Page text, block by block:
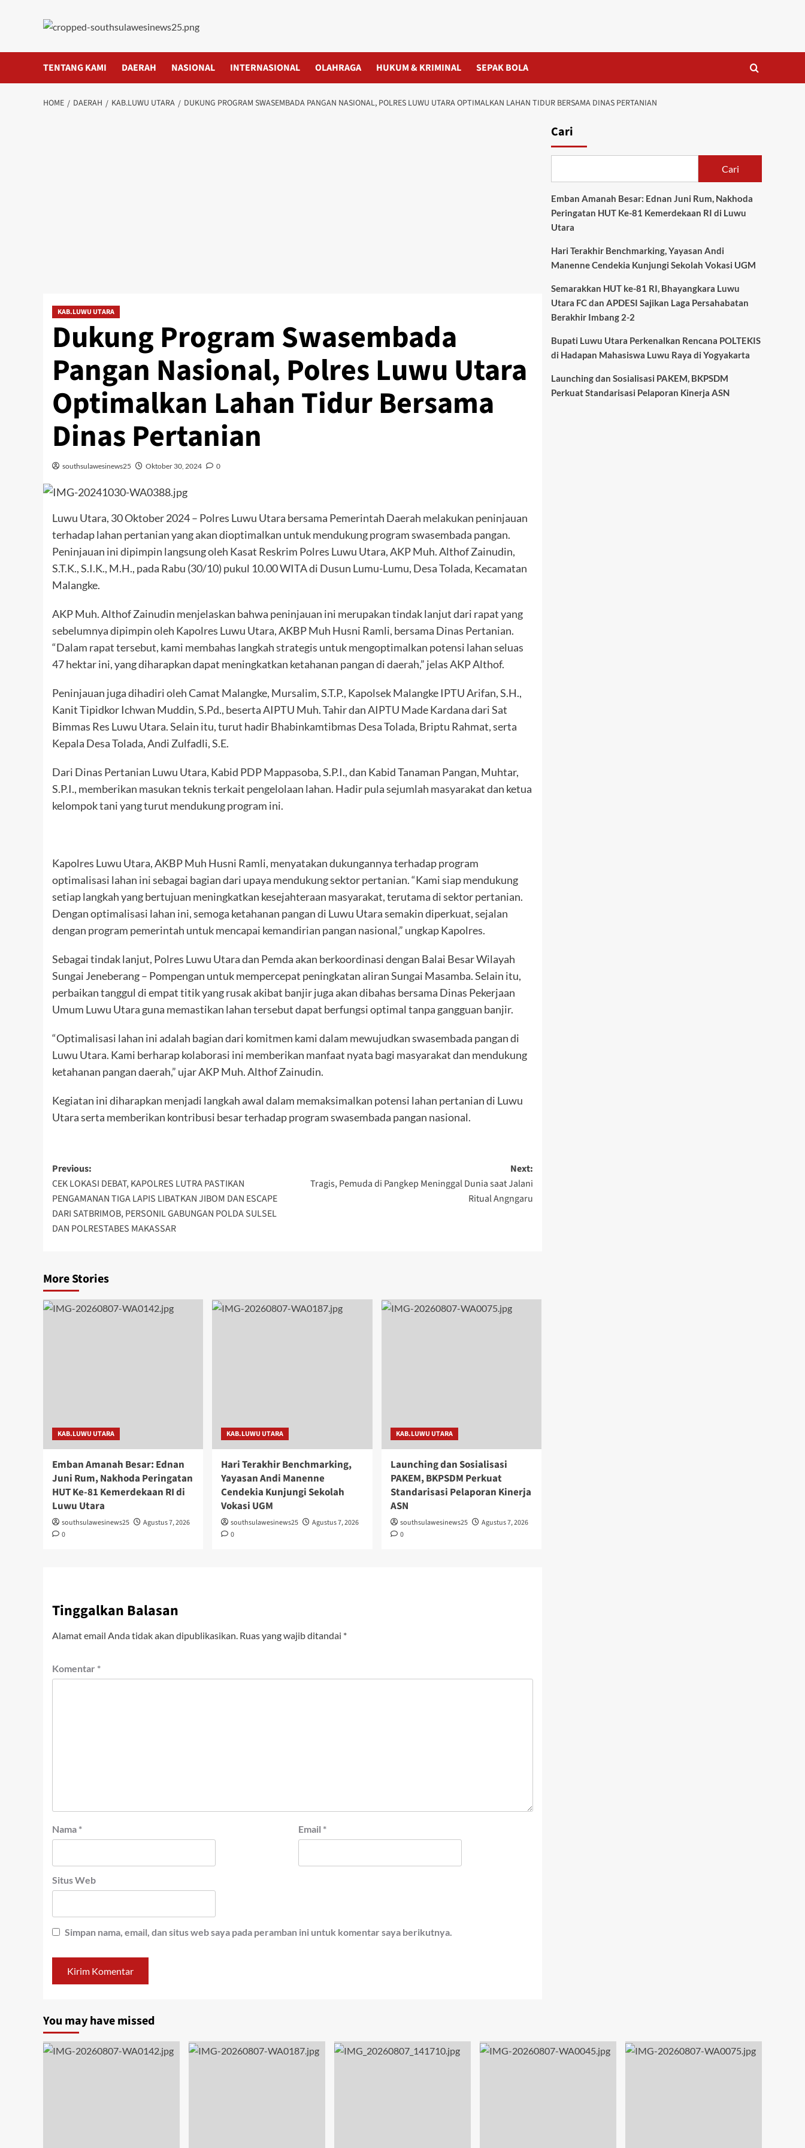
TENTANG KAMI DAERAH NASIONAL INTERNASIONAL OLAHRAGA HUKUM & KRIMINAL SEPAK BOLA
HOME DAERAH KAB.LUWU UTARA DUKUNG PROGRAM SWASEMBADA PANGAN NASIONAL, POLRES LUWU UTARA OPTIMALKAN LAHAN TIDUR BERSAMA DINAS PERTANIAN
KAB.LUWU UTARA
Dukung Program Swasembada
Pangan Nasional, Polres Luwu Utara
Optimalkan Lahan Tidur Bersama
Dinas Pertanian
southsulawesinews25 Oktober 30, 2024 0
Luwu Utara, 30 Oktober 2024 – Polres Luwu Utara bersama Pemerintah Daerah melakukan peninjauan
terhadap lahan pertanian yang akan dioptimalkan untuk mendukung program swasembada pangan.
Peninjauan ini dipimpin langsung oleh Kasat Reskrim Polres Luwu Utara, AKP Muh. Althof Zainudin,
S.T.K., S.I.K., M.H., pada Rabu (30/10) pukul 10.00 WITA di Dusun Lumu-Lumu, Desa Tolada, Kecamatan
Malangke.
AKP Muh. Althof Zainudin menjelaskan bahwa peninjauan ini merupakan tindak lanjut dari rapat yang
sebelumnya dipimpin oleh Kapolres Luwu Utara, AKBP Muh Husni Ramli, bersama Dinas Pertanian.
“Dalam rapat tersebut, kami membahas langkah strategis untuk mengoptimalkan potensi lahan seluas
47 hektar ini, yang diharapkan dapat meningkatkan ketahanan pangan di daerah,” jelas AKP Althof.
Peninjauan juga dihadiri oleh Camat Malangke, Mursalim, S.T.P., Kapolsek Malangke IPTU Arifan, S.H.,
Kanit Tipidkor Ichwan Muddin, S.Pd., beserta AIPTU Muh. Tahir dan AIPTU Made Kardana dari Sat
Bimmas Res Luwu Utara. Selain itu, turut hadir Bhabinkamtibmas Desa Tolada, Briptu Rahmat, serta
Kepala Desa Tolada, Andi Zulfadli, S.E.
Dari Dinas Pertanian Luwu Utara, Kabid PDP Mappasoba, S.P.I., dan Kabid Tanaman Pangan, Muhtar,
S.P.I., memberikan masukan teknis terkait pengelolaan lahan. Hadir pula sejumlah masyarakat dan ketua
kelompok tani yang turut mendukung program ini.
Kapolres Luwu Utara, AKBP Muh Husni Ramli, menyatakan dukungannya terhadap program
optimalisasi lahan ini sebagai bagian dari upaya mendukung sektor pertanian. “Kami siap mendukung
setiap langkah yang bertujuan meningkatkan kesejahteraan masyarakat, terutama di sektor pertanian.
Dengan optimalisasi lahan ini, semoga ketahanan pangan di Luwu Utara semakin diperkuat, sejalan
dengan program pemerintah untuk mencapai kemandirian pangan nasional,” ungkap Kapolres.
Sebagai tindak lanjut, Polres Luwu Utara dan Pemda akan berkoordinasi dengan Balai Besar Wilayah
Sungai Jeneberang – Pompengan untuk mempercepat peningkatan aliran Sungai Masamba. Selain itu,
perbaikan tanggul di empat titik yang rusak akibat banjir juga akan dibahas bersama Dinas Pekerjaan
Umum Luwu Utara guna memastikan lahan tersebut dapat berfungsi optimal tanpa gangguan banjir.
“Optimalisasi lahan ini adalah bagian dari komitmen kami dalam mewujudkan swasembada pangan di
Luwu Utara. Kami berharap kolaborasi ini memberikan manfaat nyata bagi masyarakat dan mendukung
ketahanan pangan daerah,” ujar AKP Muh. Althof Zainudin.
Kegiatan ini diharapkan menjadi langkah awal dalam memaksimalkan potensi lahan pertanian di Luwu
Utara serta memberikan kontribusi besar terhadap program swasembada pangan nasional.
Post
navigation
Previous:
CEK LOKASI DEBAT, KAPOLRES LUTRA PASTIKAN
PENGAMANAN TIGA LAPIS LIBATKAN JIBOM DAN ESCAPE
DARI SATBRIMOB, PERSONIL GABUNGAN POLDA SULSEL
DAN POLRESTABES MAKASSAR
Next:
Tragis, Pemuda di Pangkep Meninggal Dunia saat Jalani
Ritual Angngaru
More Stories
KAB.LUWU UTARA
Emban Amanah Besar: Ednan
Juni Rum, Nakhoda Peringatan
HUT Ke-81 Kemerdekaan RI di
Luwu Utara
southsulawesinews25
Agustus 7, 2026
0
KAB.LUWU UTARA
Hari Terakhir Benchmarking,
Yayasan Andi Manenne
Cendekia Kunjungi Sekolah
Vokasi UGM
southsulawesinews25
Agustus 7, 2026
0
KAB.LUWU UTARA
Launching dan Sosialisasi
PAKEM, BKPSDM Perkuat
Standarisasi Pelaporan Kinerja
ASN
southsulawesinews25
Agustus 7, 2026
0
Tinggalkan Balasan
Alamat email Anda tidak akan dipublikasikan. Ruas yang wajib ditandai *
Komentar *
Nama * Email *
Situs Web
Simpan nama, email, dan situs web saya pada peramban ini untuk komentar saya berikutnya.
Cari
Cari
Emban Amanah Besar: Ednan Juni Rum, Nakhoda
Peringatan HUT Ke-81 Kemerdekaan RI di Luwu
Utara
Hari Terakhir Benchmarking, Yayasan Andi
Manenne Cendekia Kunjungi Sekolah Vokasi UGM
Semarakkan HUT ke-81 RI, Bhayangkara Luwu
Utara FC dan APDESI Sajikan Laga Persahabatan
Berakhir Imbang 2-2
Bupati Luwu Utara Perkenalkan Rencana POLTEKIS
di Hadapan Mahasiswa Luwu Raya di Yogyakarta
Launching dan Sosialisasi PAKEM, BKPSDM
Perkuat Standarisasi Pelaporan Kinerja ASN
You may have missed